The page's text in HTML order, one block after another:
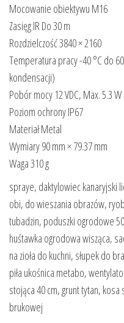
Mocowanie obiektywu M16
Zasięg IR Do 30 m
Rozdzielczość 3840 × 2160
Temperatura pracy -40 °C do
kondensacji)
Pobór mocy 12 VDC, Max. 5.3 W
Poziom ochrony IP67
Materiał Metal
Wymiary 90 mm × 79.37 mm
Waga 310 g
spraye, daktylowiec kanaryjski
obi, do wieszania obrazów,
tubadzin, poduszki ogrodowe
huśtawka ogrodowa wisząca,
na zioła do kuchni, słupek do
piła ukośnica metabo,
stojąca 40 cm, grunt tytan,
brukowej